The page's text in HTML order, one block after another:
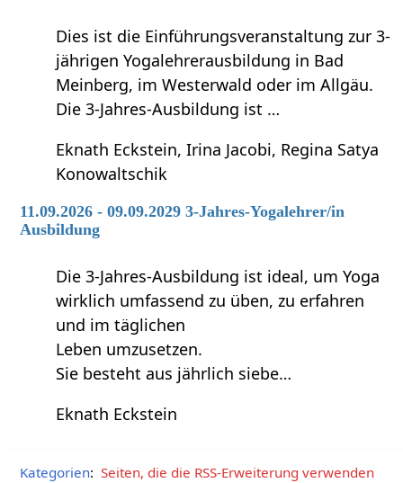
Dies ist die Einführungsveranstaltung zur 3-
jährigen Yogalehrerausbildung in Bad
Meinberg, im Westerwald oder im Allgäu.
Die 3-Jahres-Ausbildung ist …
Eknath Eckstein, Irina Jacobi, Regina Satya
Konowaltschik
11.09.2026 - 09.09.2029 3-Jahres-Yogalehrer/in
Ausbildung
Die 3-Jahres-Ausbildung ist ideal, um Yoga
wirklich umfassend zu üben, zu erfahren
und im täglichen
Leben umzusetzen.
Sie besteht aus jährlich siebe…
Eknath Eckstein
Kategorien: Seiten, die die RSS-Erweiterung verwenden